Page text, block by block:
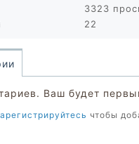
3323
22
Ваш будет
чтобы